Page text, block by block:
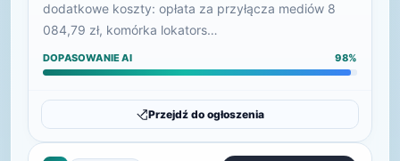
dodatkowe koszty: opłata za przyłącza mediów 8
084,79 zł, komórka lokators…
DOPASOWANIE AI 98%
Przejdź do ogłoszenia